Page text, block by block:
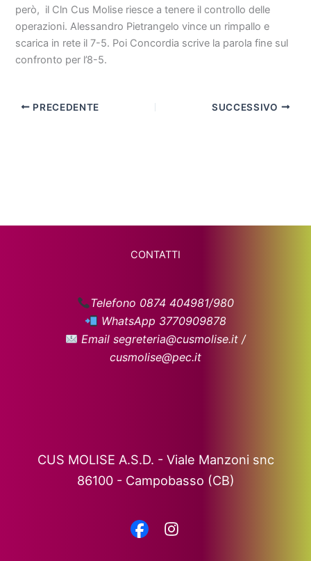
però, il Cln Cus Molise riesce a tenere il controllo delle
operazioni. Alessandro Pietrangelo vince un rimpallo e
scarica in rete il 7-5. Poi Concordia scrive la parola fine sul
confronto per l’8-5.
PRECEDENTE SUCCESSIVO
CONTATTI
Telefono 0874 404981/980
WhatsApp 3770909878
Email segreteria@cusmolise.it /
cusmolise@pec.it
CUS MOLISE A.S.D. - Viale Manzoni snc
86100 - Campobasso (CB)